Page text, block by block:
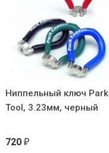
Ниппельный ключ Park
Tool, 3.23мм, черный
720 ₽